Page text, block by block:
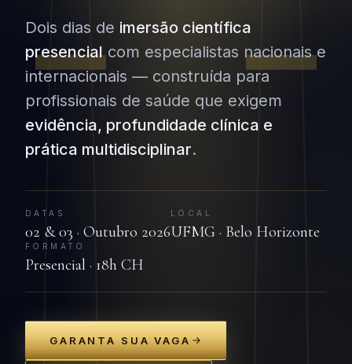
Dois dias de imersão científica
presencialcom especialistas nacionais e
internacionais — construída para
profissionais de saúde que exigem
evidência, profundidade clínica e
prática multidisciplinar.
DATAS
02 & 03 · Outubro 2026
LOCAL
UFMG · Belo Horizonte
FORMATO
Presencial · 18h CH
GARANTA SUA VAGA